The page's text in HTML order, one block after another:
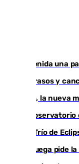
Detenida una
Retrasos y
Isco, la nueva
El
El «Trío de
Noruega pide